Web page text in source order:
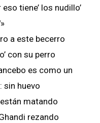
tiene’ los nudillo’
a este becerro
con su perro
es como un
sin huevo
están matando
rezando